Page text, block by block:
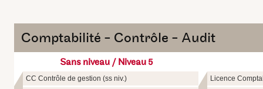
Comptabilité - Contrôle - Audit
Sans niveau / Niveau 5
CC Contrôle de gestion (ss niv.)
Licence